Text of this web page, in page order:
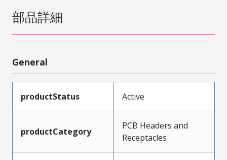
部品詳細
General
productStatus Active
productCategory
PCB Headers and
Receptacles